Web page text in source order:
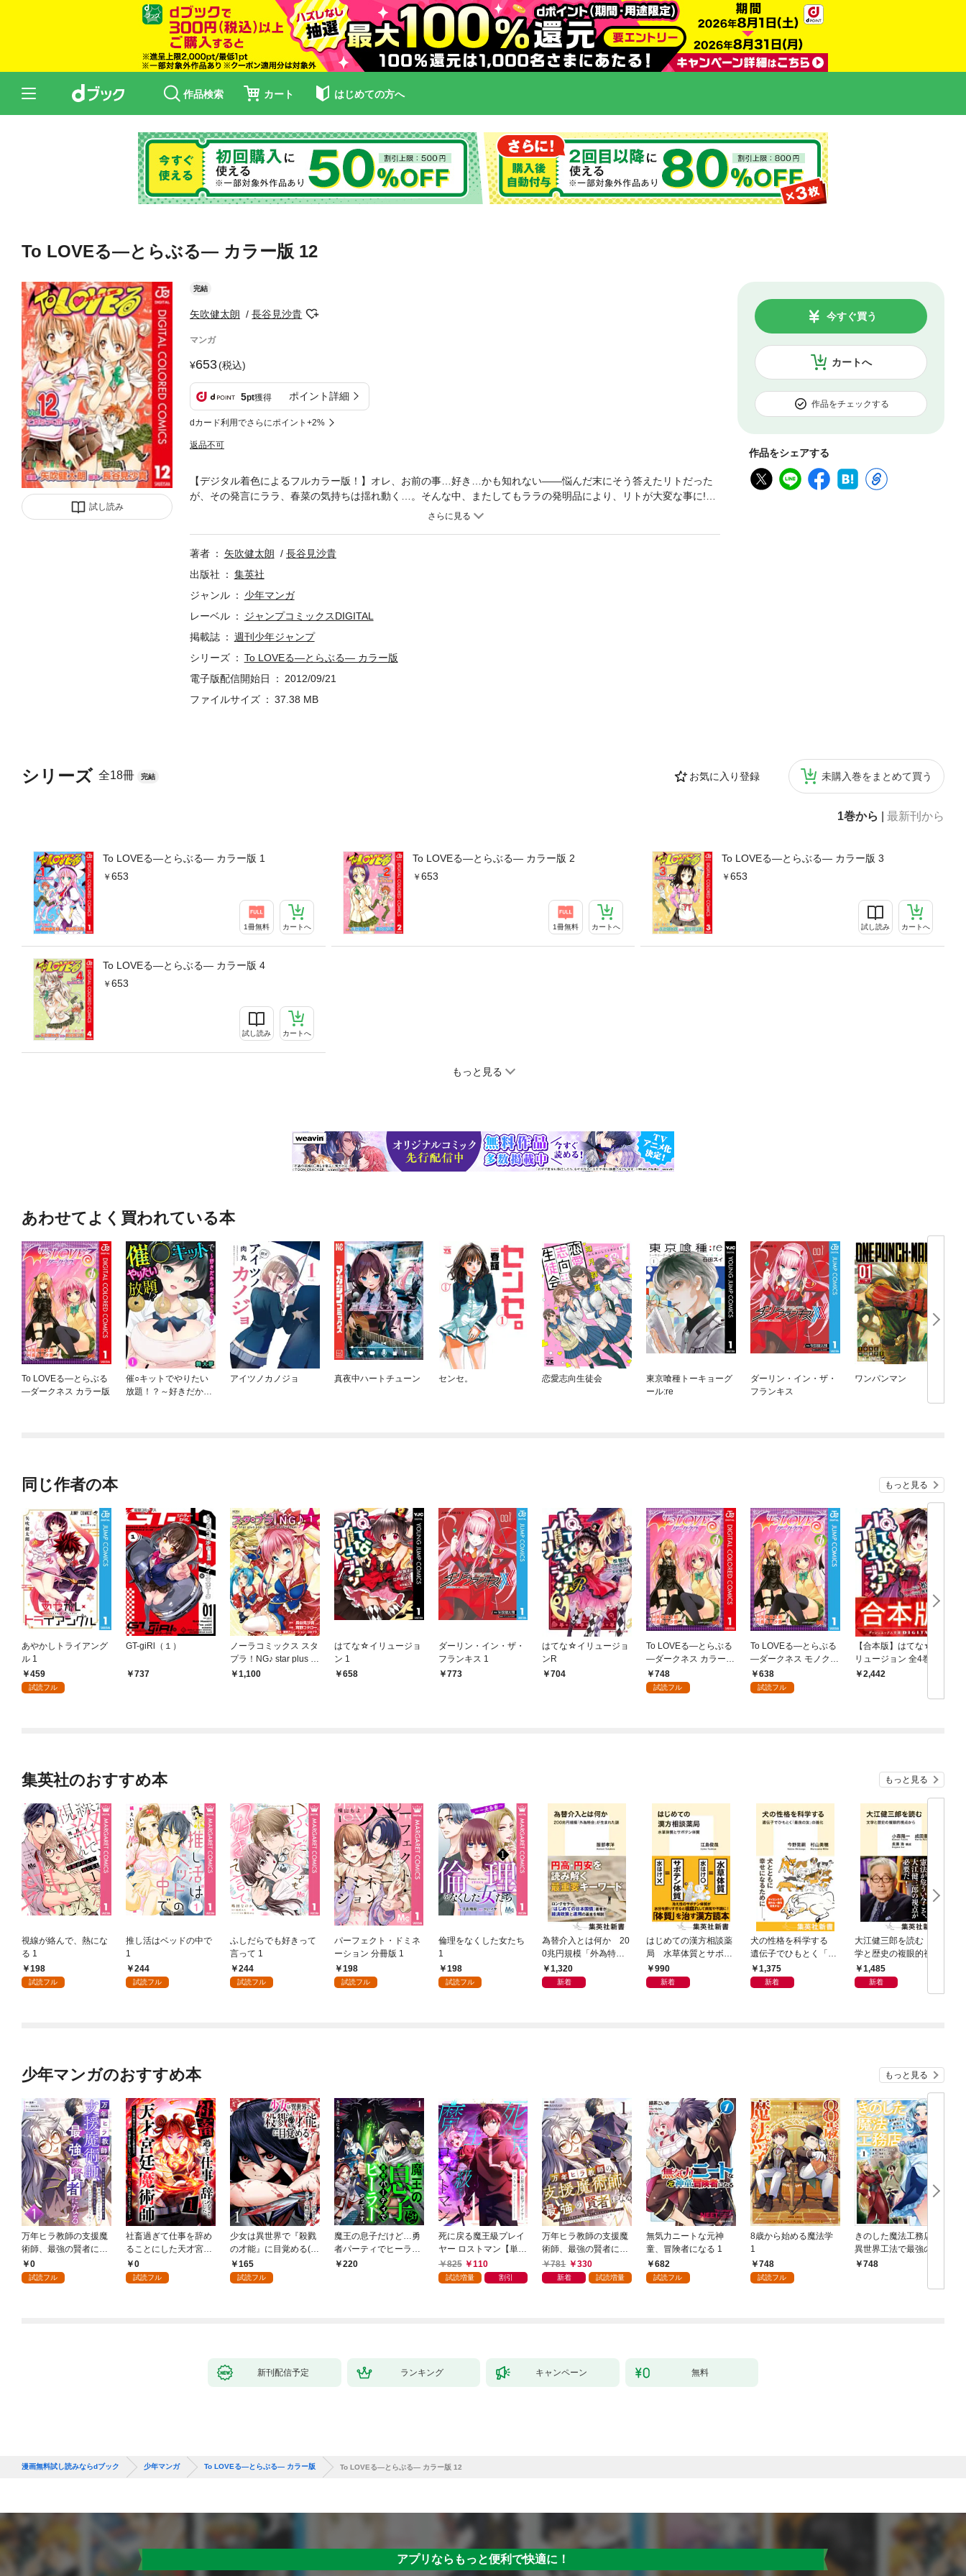
作品検索 カート はじめての方へ
To LOVEる―とらぶる― カラー版 12
試し読み
完結
矢吹健太朗 長谷見沙貴
マンガ
653(税込)
5pt獲得 ポイント詳細
dカード利用でさらにポイント+2%
返品不可
カートへ
今すぐ買う
作品をチェックする
作品をシェアする
シリーズ 全18冊 完結 お気に入り登録 未購入巻をまとめて買う
1巻から 最新刊から
To LOVEる―とらぶる― カラー版 1
653
1冊無料 カートへ
To LOVEる―とらぶる― カラー版 2
653
1冊無料 カートへ
To LOVEる―とらぶる― カラー版 3
653
試し読み カートへ
To LOVEる―とらぶる― カラー版 4
653
試し読み カートへ
もっと見る
【デジタル着色によるフルカラー版！】オレ、お前の事…好き…かも知れない――悩んだ末にそう答えたリトだった
が、その発言にララ、春菜の気持ちは揺れ動く…。そんな中、またしてもララの発明品により、リトが大変な事に!?
著者 矢吹健太朗
長谷見沙貴
出版社
集英社
ジャンル
少年マンガ
レーベル
ジャンプコミックスDIGITAL
掲載誌
週刊少年ジャンプ
シリーズ
To LOVEる―とらぶる― カラー版
電子版配信開始日
2012/09/21
ファイルサイズ
37.38 MB
あわせてよく買われている本
To LOVEる—とらぶる
—ダークネス カラー版
催○キットでやりたい
放題！？～好きだから
アイツノカノジョ 真夜中ハートチューン センセ。 恋愛志向生徒会
東京喰種トーキョーグ
ール:re
ダーリン・イン・ザ・
フランキス
ワンパンマン
同じ作者の本 もっと見る
あやかしトライアング
ル 1
459
試読フル
GT-giRl（１）
737
ノーラコミックス スタ
プラ！NG♪ star plus o
ne＋next generation 1
1,100
はてな☆イリュージョ
ン 1
658
ダーリン・イン・ザ・
フランキス 1
773
はてな☆イリュージョ
ンR
704
To LOVEる―とらぶる
―ダークネス カラー版
1 748
試読フル
To LOVEる―とらぶる
―ダークネス モノクロ
版 1638
試読フル
【合本版】はてな☆イ
リュージョン 全4巻
2,442
集英社のおすすめ本 もっと見る
視線が絡んで、熱にな
る 1
198
試読フル
推し活はベッドの中で
1
244
試読フル
ふしだらでも好きって
言って 1
244
試読フル
パーフェクト・ドミネ
ーション 分冊版 1
198
試読フル
倫理をなくした女たち
1
198
試読フル
為替介入とは何か 20
0兆円規模「外為特
会」が生まれた謎
1,320
新着
はじめての漢方相談薬
局 水草体質とサボテ
ン体質
990
新着
犬の性格を科学する
遺伝子でひもとく「最
良の友」の進化
1,375
新着
大江健三郎を読む 文
学と歴史の複眼的視点
から1,485
新着
少年マンガのおすすめ本 もっと見る
万年ヒラ教師の支援魔
術師、最強の賢者にな
る～不人気の支援魔術
師は給料泥棒だと魔術
0
試読フル
社畜過ぎて仕事を辞め
ることにした天才宮廷
魔術師～辺境の地でス
ローライフを夢見る
0
試読フル
少女は異世界で『殺戮
の才能』に目覚める(話
売り) #1
165
試読フル
魔王の息子だけど…勇
者パーティでヒーラー
やってます。1
220
死に戻る魔王級プレイ
ヤー ロストマン【単行
本版】 1巻
825 110
試読増量 割引
万年ヒラ教師の支援魔
術師、最強の賢者にな
る～不人気の支援魔術
師は給料泥棒だと魔術
781 330
新着 試読増量
無気力ニートな元神
童、冒険者になる 1
682
試読フル
8歳から始める魔法学
1
748
試読フル
きのした魔法工務店
異世界工法で最強の家
づくりを（コミック）
748
新刊配信予定 ランキング キャンペーン 無料
漫画無料試し読みならdブック 少年マンガ To LOVEる―とらぶる― カラー版 To LOVEる―とらぶる― カラー版 12
アプリならもっと便利で快適に！